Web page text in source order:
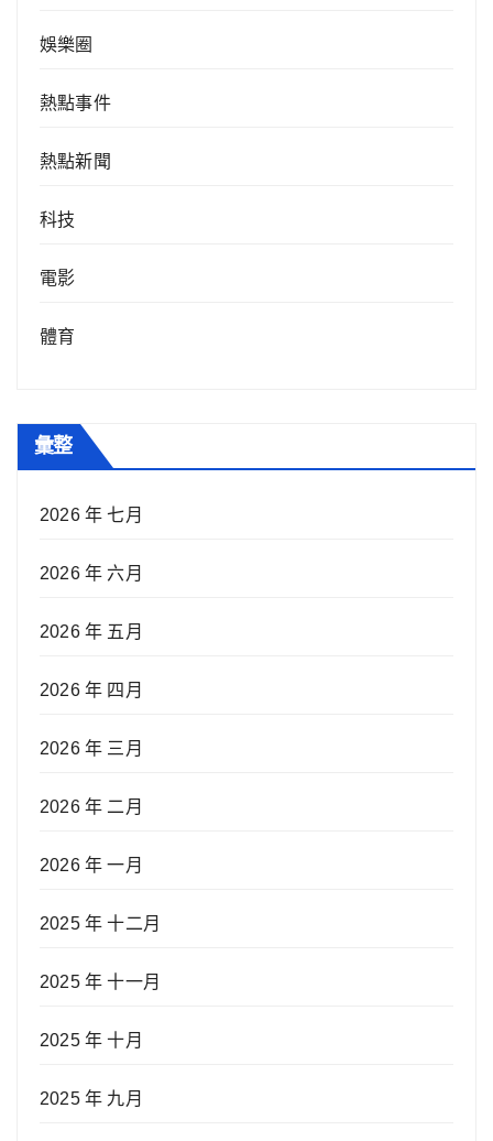
娛樂圈
熱點事件
熱點新聞
科技
電影
體育
彙整
2026 年 七月
2026 年 六月
2026 年 五月
2026 年 四月
2026 年 三月
2026 年 二月
2026 年 一月
2025 年 十二月
2025 年 十一月
2025 年 十月
2025 年 九月